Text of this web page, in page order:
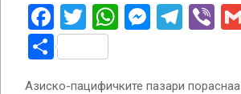
Facebook
Twitter
WhatsApp
Share
Азиско-пацифичките пазари